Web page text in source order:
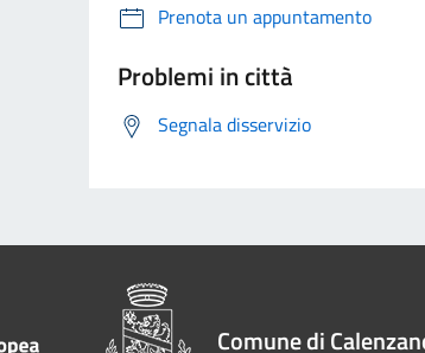
Prenota un appuntamento
Problemi in città
Segnala disservizio
Comune di